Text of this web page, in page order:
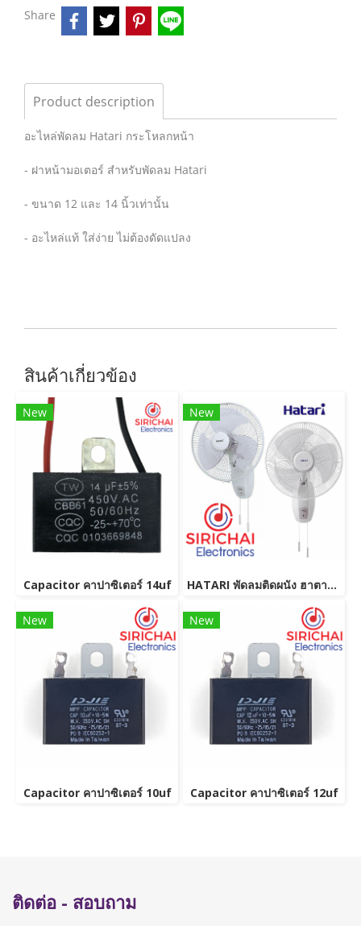
Share
Product description
อะไหล่พัดลม Hatari กระโหลกหน้า
- ฝาหน้ามอเตอร์ สำหรับพัดลม Hatari
- ขนาด 12 และ 14 นิ้วเท่านั้น
- อะไหล่แท้ ใส่ง่าย ไม่ต้องดัดแปลง
สินค้าเกี่ยวข้อง
New
Capacitor คาปาซิเตอร์ 14uf
New
HATARI พัดลมติดผนัง ฮาตาริ W16M4
New
Capacitor คาปาซิเตอร์ 10uf
New
Capacitor คาปาซิเตอร์ 12uf
ติดต่อ - สอบถาม